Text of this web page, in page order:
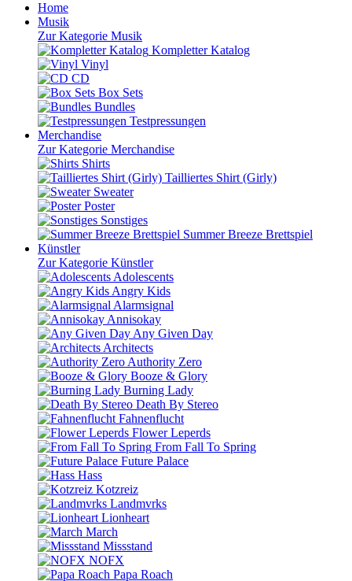
Home
Musik
Zur Kategorie Musik
Kompletter Katalog
Vinyl
CD
Box Sets
Bundles
Testpressungen
Merchandise
Zur Kategorie Merchandise
Shirts
Tailliertes Shirt (Girly)
Sweater
Poster
Sonstiges
Summer Breeze Brettspiel
Künstler
Zur Kategorie Künstler
Adolescents
Angry Kids
Alarmsignal
Annisokay
Any Given Day
Architects
Authority Zero
Booze & Glory
Burning Lady
Death By Stereo
Fahnenflucht
Flower Leperds
From Fall To Spring
Future Palace
Hass
Kotzreiz
Landmvrks
Lionheart
March
Missstand
NOFX
Papa Roach